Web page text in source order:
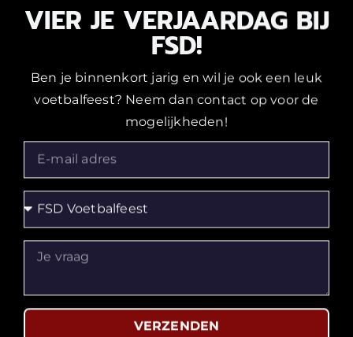
VIER JE VERJAARDAG BIJ
FSD!
Ben je binnenkort jarig en wil je ook een leuk
voetbalfeest? Neem dan contact op voor de
mogelijkheden!
VERZENDEN